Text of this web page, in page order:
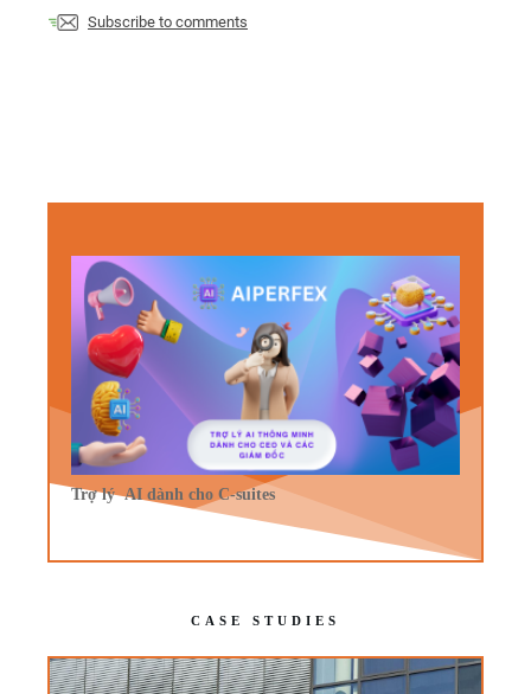
Subscribe to comments
Trợ lý AI dành cho C-suites
CASE STUDIES